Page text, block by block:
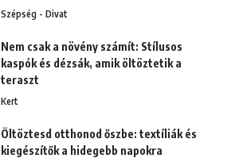
Szépség - Divat
Nem csak a növény számít: Stílusos
kaspók és dézsák, amik öltöztetik a
teraszt
Kert
Öltöztesd otthonod őszbe: textíliák és
kiegészítők a hidegebb napokra